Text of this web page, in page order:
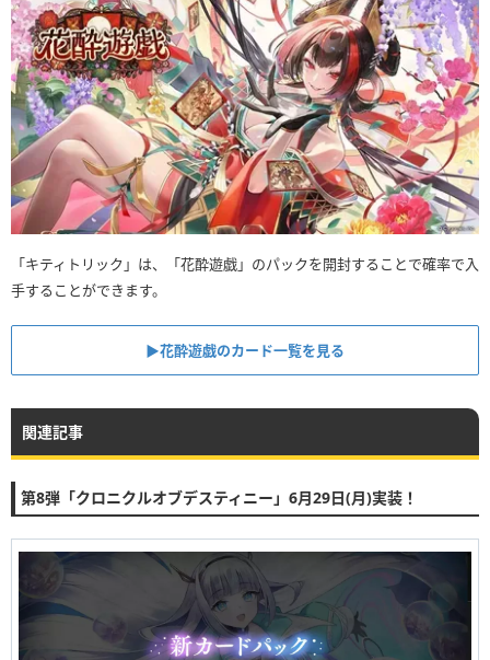
「キティトリック」は、「花酔遊戯」のパックを開封することで確率で入
手することができます。
▶︎花酔遊戯のカード一覧を見る
関連記事
第8弾「クロニクルオブデスティニー」6月29日(月)実装！